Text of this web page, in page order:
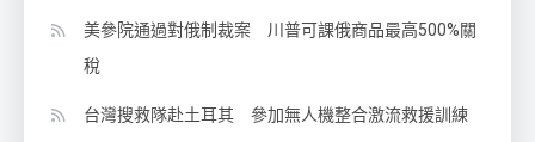
美參院通過對俄制裁案 川普可課俄商品最高500%關
稅
台灣搜救隊赴土耳其 參加無人機整合激流救援訓練